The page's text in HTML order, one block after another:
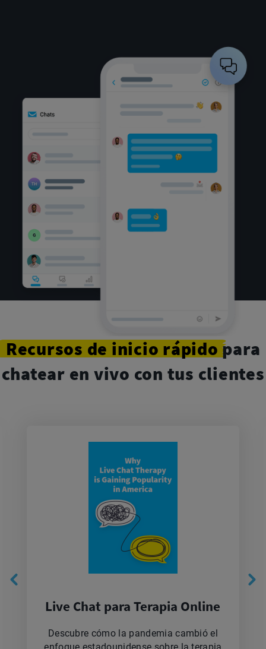
Recursos de inicio rápido para
chatear en vivo con tus clientes
Live Chat para Terapia Online
Descubre cómo la pandemia cambió el
enfoque estadounidense sobre la terapia